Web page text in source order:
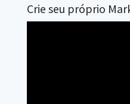
Crie seu próprio